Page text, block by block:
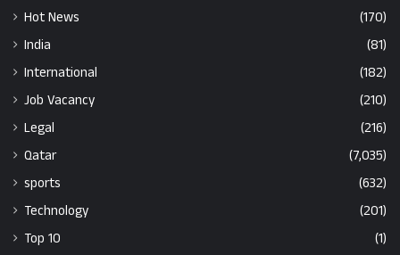
Hot News
(170)
India
(81)
International
(182)
Job Vacancy
(210)
Legal
(216)
Qatar
(7,035)
sports
(632)
Technology
(201)
Top 10
(1)